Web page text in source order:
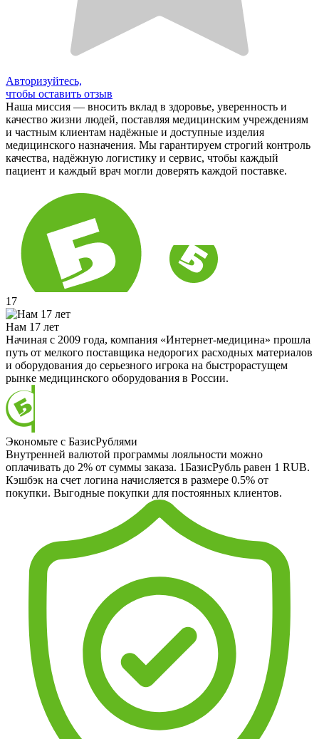
Авторизуйтесь,
чтобы оставить отзыв
Наша миссия — вносить вклад в здоровье, уверенность и
качество жизни людей, поставляя медицинским учреждениям
и частным клиентам надёжные и доступные изделия
медицинского назначения. Мы гарантируем строгий контроль
качества, надёжную логистику и сервис, чтобы каждый
пациент и каждый врач могли доверять каждой поставке.
17
Нам 17 лет
Начиная с 2009 года, компания «Интернет-медицина» прошла
путь от мелкого поставщика недорогих расходных материалов
и оборудования до серьезного игрока на быстрорастущем
рынке медицинского оборудования в России.
Экономьте с БазисРублями
Внутренней валютой программы лояльности можно
оплачивать до 2% от суммы заказа. 1БазисРубль равен 1 RUB.
Кэшбэк на счет логина начисляется в размере 0.5% от
покупки. Выгодные покупки для постоянных клиентов.